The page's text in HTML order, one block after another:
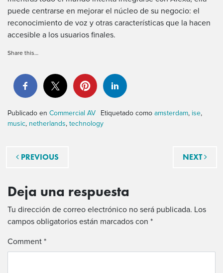
puede centrarse en mejorar el núcleo de su negocio: el
reconocimiento de voz y otras características que la hacen
accesible a los usuarios finales.
Share this…
Publicado en Commercial AV Etiquetado como amsterdam, ise,
music, netherlands, technology
Navegación de entradas
PREVIOUS NEXT
Deja una respuesta
Tu dirección de correo electrónico no será publicada. Los
campos obligatorios están marcados con *
Comment *